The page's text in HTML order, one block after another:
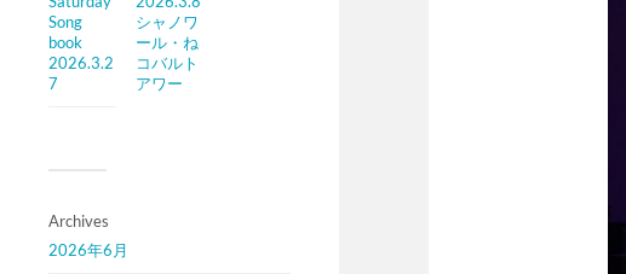
Song
book
2026.3.2
7
シャノワ
ール・ね
コバルト
アワー
Archives
2026年6月